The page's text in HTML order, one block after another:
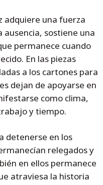
adquiere una fuerza
ausencia, sostiene una
permanece cuando
En las piezas
a los cartones para
dejan de apoyarse en
como clima,
y tiempo.
detenerse en los
relegados y
en ellos permanece
atraviesa la historia